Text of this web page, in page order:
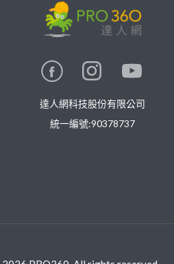
達人網科技股份有限公司
統一編號:90378737